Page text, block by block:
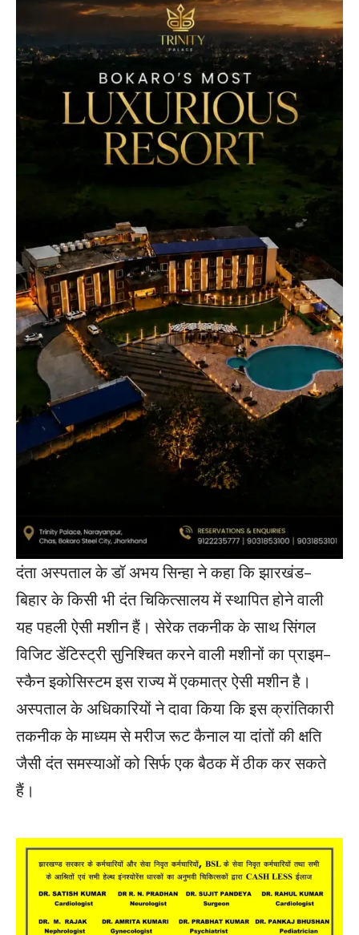
दंता अस्पताल के डॉ अभय सिन्हा ने कहा कि झारखंड-
बिहार के किसी भी दंत चिकित्सालय में स्थापित होने वाली
यह पहली ऐसी मशीन हैं। सेरेक तकनीक के साथ सिंगल
विजिट डेंटिस्ट्री सुनिश्चित करने वाली मशीनों का प्राइम-
स्कैन इकोसिस्टम इस राज्य में एकमात्र ऐसी मशीन है।
अस्पताल के अधिकारियों ने दावा किया कि इस क्रांतिकारी
तकनीक के माध्यम से मरीज रूट कैनाल या दांतों की क्षति
जैसी दंत समस्याओं को सिर्फ एक बैठक में ठीक कर सकते
हैं।